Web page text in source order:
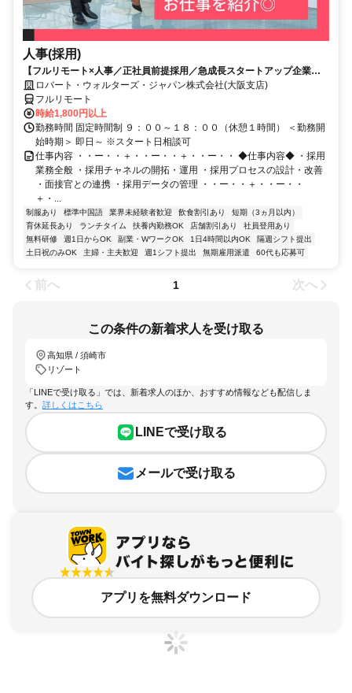
人事(採用)
【フルリモート×人事／正社員前提採用／急成長スタートアップ企業／
英語】Robert Walters
ロバート・ウォルターズ・ジャパン株式会社(大阪支店)
フルリモート
時給1,800円以上
勤務時間 固定時間制 ９：００～１８：００（休憩１時間） ＜勤務開
始時期＞ 即日～ ※スタート日相談可
仕事内容 ・・ー・・＋・・ー・・＋・・ー・・ ◆仕事内容◆ ・採用
業務全般 ・採用チャネルの開拓・運用 ・採用プロセスの設計・改善
・面接官との連携 ・採用データの管理 ・・ー・・＋・・ー・・
＋・...
制服あり 標準中国語 業界未経験者歓迎 飲食割引あり
短期（3ヵ月以内）
育休延長あり
ランチタイム 扶養内勤務OK 店舗割引あり
社員登用あり
無料研修
週1日からOK 副業・WワークOK 1日4時間以内OK
隔週シフト提出
土日祝のみOK
主婦・主夫歓迎 週1シフト提出 無期雇用派遣 60代も応募可
前へ 1 次へ
この条件の新着求人を受け取る
高知県 / 須崎市
リゾート
「LINEで受け取る」では、新着求人のほか、おすすめ情報なども配信しま
す。 詳しくはこちら
LINEで受け取る
メールで受け取る
アプリを無料ダウンロード